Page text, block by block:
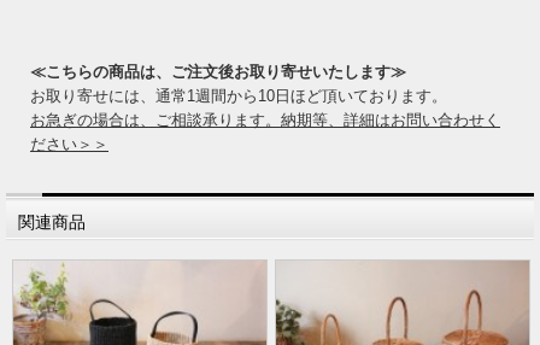
≪こちらの商品は、ご注文後お取り寄せいたします≫
お取り寄せには、通常1週間から10日ほど頂いております。
お急ぎの場合は、ご相談承ります。納期等、詳細はお問い合わせく
ださい＞＞
関連商品